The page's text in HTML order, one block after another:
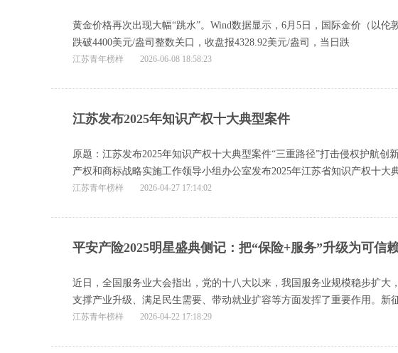
黄金价格再次出现大幅“跳水”。Wind数据显示，6月5日，国际金价（以伦
跌破4400美元/盎司整数关口，收盘报4328.92美元/盎司，当日跌
江苏青年榜样 2026-06-08 18:58:23
江苏发布2025年知识产权十大典型案件
原题：江苏发布2025年知识产权十大典型案件“三重路径”打击侵权护航创
产权和商标战略实施工作领导小组办公室发布2025年江苏省知识产权十大
江苏青年榜样 2026-04-27 17:14:02
平安产险2025明星盛典侧记：把“保险+服务”升级为可信
近日，全国服务业大会指出，党的十八大以来，我国服务业规模稳步扩大
支撑产业升级、满足民生需要、带动就业扩容等方面发挥了重要作用。新
江苏青年榜样 2026-04-22 17:18:29